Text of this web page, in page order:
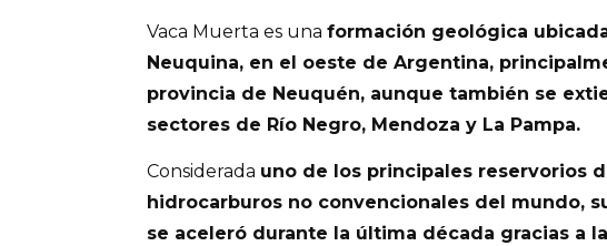
Vaca Muerta es una formación geológica
Neuquina, en el oeste de Argentina,
provincia de Neuquén, aunque también se
sectores de Río Negro, Mendoza y La Pampa.
Considerada uno de los principales reservorios
hidrocarburos no convencionales del mundo,
se aceleró durante la última década gracias a